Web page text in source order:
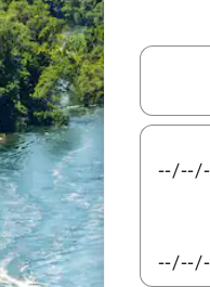
ولأسفل أو استكشف عن طريق